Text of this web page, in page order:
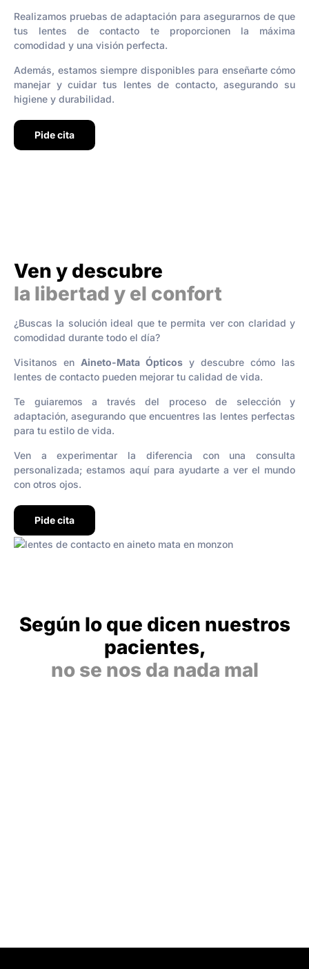
Realizamos pruebas de adaptación para asegurarnos de que
tus lentes de contacto te proporcionen la máxima
comodidad y una visión perfecta.
Además, estamos siempre disponibles para enseñarte cómo
manejar y cuidar tus lentes de contacto, asegurando su
higiene y durabilidad.
Pide cita
Ven y descubre
la libertad y el confort
¿Buscas la solución ideal que te permita ver con claridad y
comodidad durante todo el día?
Visitanos en Aineto-Mata Ópticos y descubre cómo las
lentes de contacto pueden mejorar tu calidad de vida.
Te guiaremos a través del proceso de selección y
adaptación, asegurando que encuentres las lentes perfectas
para tu estilo de vida.
Ven a experimentar la diferencia con una consulta
personalizada; estamos aquí para ayudarte a ver el mundo
con otros ojos.
Pide cita
Según lo que dicen nuestros
pacientes,
no se nos da nada mal